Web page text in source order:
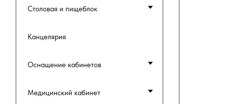
Столовая и пищеблок
Канцелярия
Оснащение кабинетов
Медицинский кабинет